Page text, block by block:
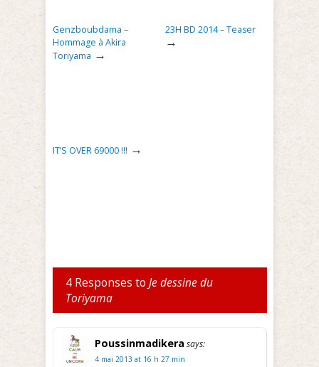
Genzboubdama –
Hommage à Akira
Toriyama →
23H BD 2014 – Teaser
→
IT’S OVER 69000 !!! →
4 Responses to Je dessine du
Toriyama
Poussinmadikera says:
4 mai 2013 at 16 h 27 min